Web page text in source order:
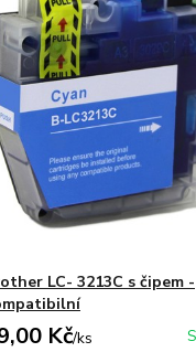
LC- 3213C s čipem -
Kč/ks